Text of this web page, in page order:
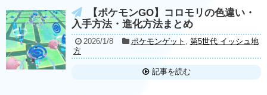
【ポケモンGO】コロモリの色違い・
入手方法・進化方法まとめ
2026/1/8 ポケモンゲット , 第5世代 イッシュ地
方
記事を読む